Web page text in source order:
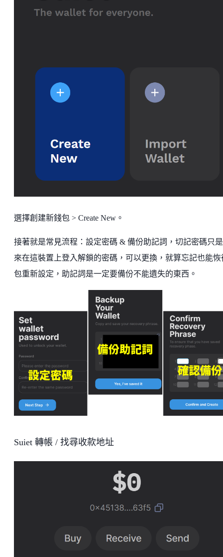
選擇創建新錢包 > Create New。
接著就是常見流程：設定密碼 & 備份助記詞，切記密碼只
來在這裝置上登入解鎖的密碼，可以更換，就算忘記也能恢
包重新設定，助記詞是一定要備份不能遺失的東西。
Suiet 轉帳 / 找尋收款地址